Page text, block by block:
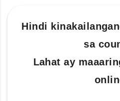
Hindi
sa
Lahat ay